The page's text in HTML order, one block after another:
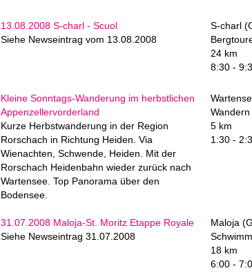
13.08.2008 S-charl - Scuol
Siehe Newseintrag vom 13.08.2008
S-charl
24 km
8:30 -
Kleine Sonntags-Wanderung im herbstlichen
Appenzellervorderland
Kurze Herbstwanderung in der Region
Rorschach in Richtung Heiden. Via
Wienachten, Schwende, Heiden. Mit der
Rorschach Heidenbahn wieder zurück nach
Wartensee. Top Panorama über den
Bodensee.
Wandern
5 km
1:30 -
31.07.2008 Maloja-St. Moritz Etappe Royale
Siehe Newseintrag 31.07.2008
Maloja
18 km
6:00 -